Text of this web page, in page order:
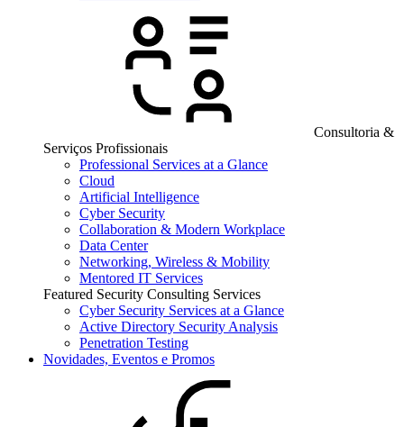
Consultoria &
Serviços Profissionais
Professional Services at a Glance
Cloud
Artificial Intelligence
Cyber Security
Collaboration & Modern Workplace
Data Center
Networking, Wireless & Mobility
Mentored IT Services
Featured Security Consulting Services
Cyber Security Services at a Glance
Active Directory Security Analysis
Penetration Testing
Novidades, Eventos e Promos